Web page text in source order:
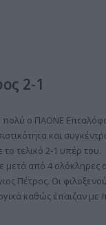
2-1
ο ΠΑΟΝΕ
και
το τελικό 2-1 υπέρ του.
μετά από 4 ολόκληρες
Πέτρος. Οι
καθώς έπαιζαν με